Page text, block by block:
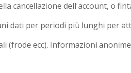
cancellazione dell'account, o
dati per periodi più lunghi per
(frode ecc). Informazioni